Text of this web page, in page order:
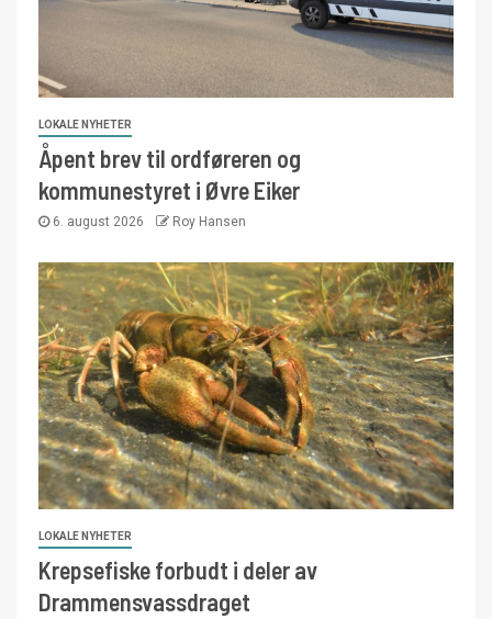
LOKALE NYHETER
Åpent brev til ordføreren og
kommunestyret i Øvre Eiker
6. august 2026 Roy Hansen
LOKALE NYHETER
Krepsefiske forbudt i deler av
Drammensvassdraget